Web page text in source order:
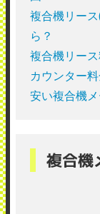
複合機リー
ら？
複合機リー
カウンター
安い複合機
複合機